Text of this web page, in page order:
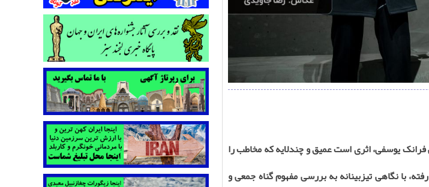
یوسفی، اثری است عمیق و چندلایه که مخاطب را
با نگاهی تیزبینانه به بررسی مفهوم گناه جمعی و